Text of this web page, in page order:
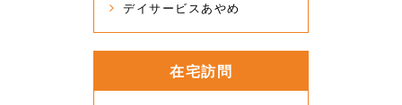
デイサービスあやめ
在宅訪問